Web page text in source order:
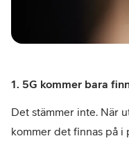
1. 5G kommer bara
Det stämmer inte. När
kommer det finnas på i